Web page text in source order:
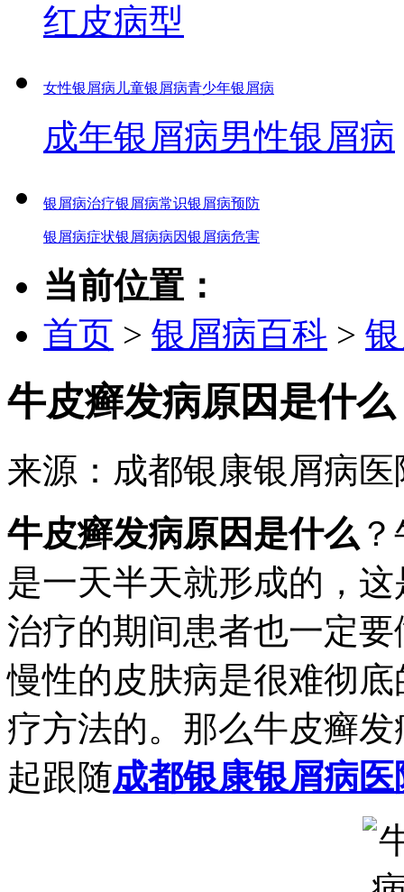
红皮病型
女性银屑病 儿童银屑病青少年银屑病
成年银屑病男性银屑病
银屑病治疗银屑病常识银屑病预防
银屑病症状银屑病病因银屑病危害
当前位置：
首页 > 银屑病百科 >
牛皮癣发病原因是什么
来源：成都银康银屑病医
牛皮癣发病原因是什么
是一天半天就形成的，
治疗的期间患者也一定
慢性的皮肤病是很难彻
疗方法的。那么牛皮癣
起跟随成都银康银屑病医